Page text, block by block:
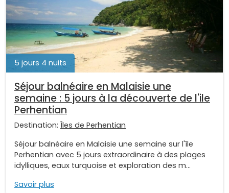
5 jours 4 nuits
Séjour balnéaire en Malaisie une
semaine : 5 jours à la découverte de l'ile
Perhentian
Destination: Îles de Perhentian
Séjour balnéaire en Malaisie une semaine sur l'île
Perhentian avec 5 jours extraordinaire à des plages
idylliques, eaux turquoise et exploration des m...
Savoir plus